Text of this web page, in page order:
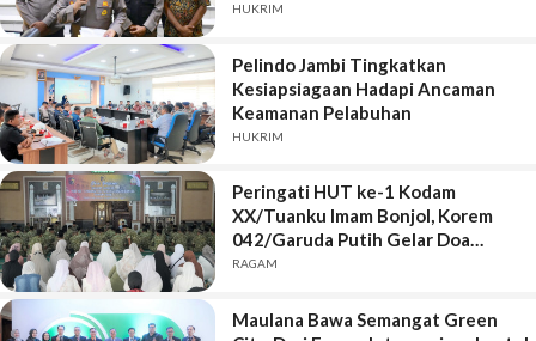
HUKRIM
Pelindo Jambi Tingkatkan
Kesiapsiagaan Hadapi Ancaman
Keamanan Pelabuhan
HUKRIM
Peringati HUT ke-1 Kodam
XX/Tuanku Imam Bonjol, Korem
042/Garuda Putih Gelar Doa
Bersama
RAGAM
Maulana Bawa Semangat Green